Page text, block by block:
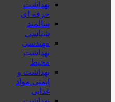
بهداشت
حرفه ای
سالمند
شناسی
مهندسی
بهداشت
محيط
بهداشت و
ایمنی مواد
غذایی